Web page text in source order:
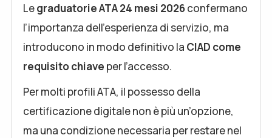
Legraduatorie ATA 24 mesi 2026confermano
l’importanza dell’esperienza di servizio, ma
introducono in modo definitivo la CIAD come
requisito chiave per l’accesso.
Per molti profili ATA, il possesso della
certificazione digitale non è più un’opzione,
ma una condizione necessaria per restare nel